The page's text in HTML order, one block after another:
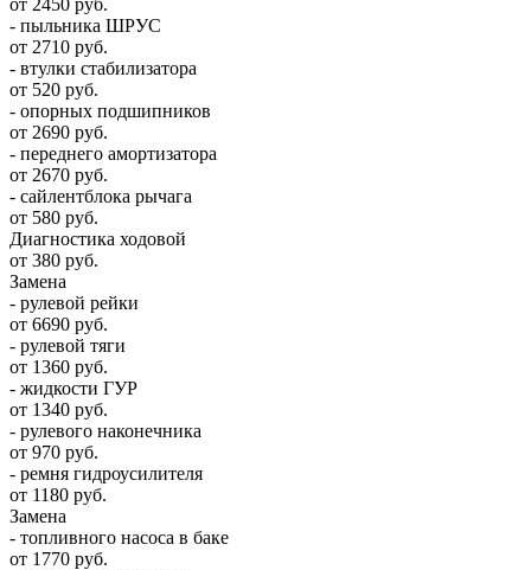
- пыльника ШРУС
от 2710 руб.
- втулки стабилизатора
от 520 руб.
- опорных подшипников
от 2690 руб.
- переднего амортизатора
от 2670 руб.
- сайлентблока рычага
от 580 руб.
Диагностика ходовой
от 380 руб.
Замена
- рулевой рейки
от 6690 руб.
- рулевой тяги
от 1360 руб.
- жидкости ГУР
от 1340 руб.
- рулевого наконечника
от 970 руб.
- ремня гидроусилителя
от 1180 руб.
Замена
- топливного насоса в баке
от 1770 руб.